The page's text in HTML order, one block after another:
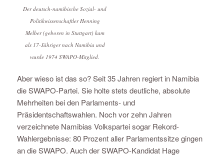
Der deutsch-namibische Sozial- und
Politikwissenschaftler Henning
Melber (geboren in Stuttgart) kam
als 17-Jähriger nach Namibia und
wurde 1974 SWAPO-Mitglied.
Aber wieso ist das so? Seit 35 Jahren regiert in Namibia
die SWAPO-Partei. Sie holte stets deutliche, absolute
Mehrheiten bei den Parlaments- und
Präsidentschaftswahlen. Noch vor zehn Jahren
verzeichnete Namibias Volkspartei sogar Rekord-
Wahlergebnisse: 80 Prozent aller Parlamentssitze gingen
an die SWAPO. Auch der SWAPO-Kandidat Hage